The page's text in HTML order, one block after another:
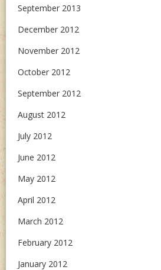
September 2013
December 2012
November 2012
October 2012
September 2012
August 2012
July 2012
June 2012
May 2012
April 2012
March 2012
February 2012
January 2012